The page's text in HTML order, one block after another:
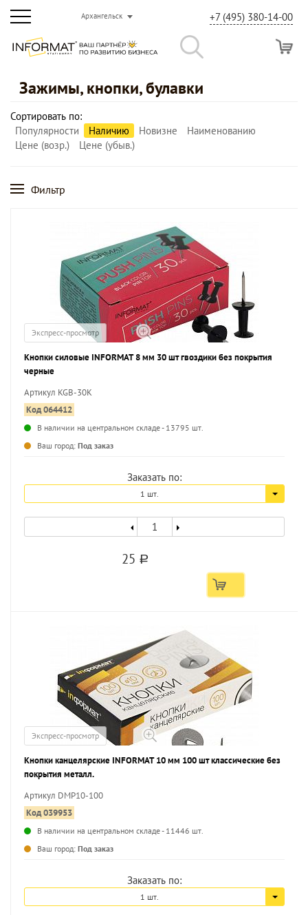
Архангельск +7 (495) 380-14-00
Зажимы, кнопки, булавки
Сортировать по:
Популярности
Наличию Новизне
Наименованию
Цене (возр.)
Цене (убыв.)
Фильтр
Экспресс-просмотр
Кнопки силовые INFORMAT 8 мм 30 шт гвоздики без покрытия
черные
Артикул KGB-30K
Код 064412
В наличии на центральном складе - 13795 шт.
Ваш город: Под заказ
Заказать по:
1 шт.
25 a
Экспресс-просмотр
Кнопки канцелярские INFORMAT 10 мм 100 шт классические без
покрытия металл.
Артикул DMP10-100
Код 039953
В наличии на центральном складе - 11446 шт.
Ваш город: Под заказ
Заказать по:
1 шт.